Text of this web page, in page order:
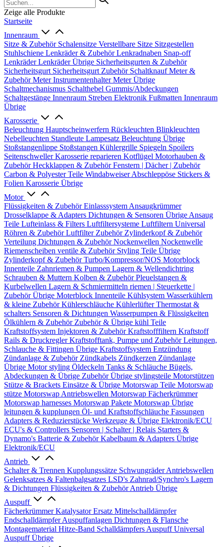
Zeige alle Produkte
Startseite
Innenraum
Sitze & Zubehör Schalensitze Verstellbare Sitze Sitzgestellen
Stuhlschiene Lenkräder & ZubehörLenkradnaben Snap-off
LenkräderLenkräder Übrige Sicherheitsgurten & Zubehör
Sicherheitsgurt Sicherheitsgurt Zubehör SchaltknaufMeter &
ZubehörMeterInstrumentenhalterMeter Übrige
Schaltmechanismus Schalthebel Gummis/Abdeckungen
Schaltgestänge Innenraum Streben Elektronik Fußmatten Innenraum
Übrige
Karosserie
Beleuchtung Hauptscheinwerfern Rückleuchten Blinkleuchten
Nebelleuchten Standleute Lampesatz Beleuchtung Übrige
Stoßstangenlippe Stoßstangen Kühlergrille Spiegeln Spoilers
SeitenschwellerKarosserie reparieren Kotflügel Motorhauben &
ZubehörHeckklappen & ZubehörFenstern | Dächer | Zubehör
Carbon & Polyester Teile WindabweiserAbschleppöse Stickers &
Folien Karosserie Übrige
Motor
Flüssigkeiten & ZubehörEinlasssystem Ansaugkrümmer
Drosselklappe & Adapters Dichtungen & Sensoren Übrige Ansaug
Teile Lufteinlass & Filters Luftfiltersysteme Luftfiltern Universal
Röhren & ZubehörLuftfilter Zubehör Zylinderkopf & Zubehör
Verteilung Dichtungen & ZubehörNockenwellen Nockenwelle
Riemenscheiben ventile & Zubehör Styling Teile Übrige
Zylinderkopf & ZubehörTurbo/Kompressor/NOS Motorblock
Innenteile Zahnriemen & Pumpen Lagern & Wellendichtring
Schrauben & Muttern Kolben & ZubehörPleuelstangen &
Kurbelwellen Lagern & Schmiermitteln riemen | Steuerkette |
ZubehörÜbrige Moterblock Innenteile Kühlsystem Wasserkühlern
& kleine ZubehörKühlerschläuche KühlerlüfterThermostat &
schalters Sensoren & Dichtungen Wasserpumpen & Flüssigkeiten
Ölkühlern & Zubehör Zubehör & Übrige kühl Teile
Kraftstoffsystem Injektoren & ZubehörKraftstofffiltern Kraftstoff
Rails & DruckreglerKraftstofftank, Pumpe und ZubehörLeitungen,
Schlauche & Fittingen Übrige Kraftstoffsystem Entzündung
Zündanlage & Zubehör Zündkabels Zündkerzen Zündanlage
Übrige Motor styling Öldeckeln Tanks & Schläuche Bügels,
Abdeckungen & Übrige ZubehörÜbrige stylingsteile Motorstützen
Stütze & Brackets Einsätze & Übrige Motorswap Teile Motorswap
stütze Motorswap Antriebswellen Motorswap Fächerkrümmer
Motorswap harnesses Motorswap Pakete Motorswap Übrige
leitungen & kupplungen Öl- und Kraftstoffschläuche Fassungen
Adapters & Reduzierstücke Werkzeuge & Übrige Elektronik/ECU
ECU's & Controllers Sensoren | Schalter | Relais Starters &
Dynamo's Batterie & ZubehörKabelbaum & Adapters Übrige
Elektronik/ECU
Antrieb
Schalter & Trennen Kupplungssätze SchwungräderAntriebswellen
Gelenksatzes & Faltenbalgsatzes LSD's Zahnrad/Synchro's Lagern
& Dichtungen Flüssigkeiten & ZubehörAntrieb Übrige
Auspuff
FächerkrümmerKatalysator Ersatz Mittelschalldämpfer
EndschalldämpferAuspuffanlagen Dichtungen & Flansche
Montagematerial Hitze-Band Schalldämpfers Auspuff Universal
Auspuff Übrige